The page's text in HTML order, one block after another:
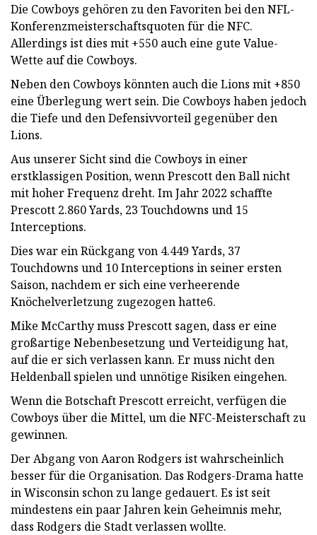
Die Cowboys gehören zu den Favoriten bei den NFL-
Konferenzmeisterschaftsquoten für die NFC.
Allerdings ist dies mit +550 auch eine gute Value-
Wette auf die Cowboys.
Neben den Cowboys könnten auch die Lions mit +850
eine Überlegung wert sein. Die Cowboys haben jedoch
die Tiefe und den Defensivvorteil gegenüber den
Lions.
Aus unserer Sicht sind die Cowboys in einer
erstklassigen Position, wenn Prescott den Ball nicht
mit hoher Frequenz dreht. Im Jahr 2022 schaffte
Prescott 2.860 Yards, 23 Touchdowns und 15
Interceptions.
Dies war ein Rückgang von 4.449 Yards, 37
Touchdowns und 10 Interceptions in seiner ersten
Saison, nachdem er sich eine verheerende
Knöchelverletzung zugezogen hatte6.
Mike McCarthy muss Prescott sagen, dass er eine
großartige Nebenbesetzung und Verteidigung hat,
auf die er sich verlassen kann. Er muss nicht den
Heldenball spielen und unnötige Risiken eingehen.
Wenn die Botschaft Prescott erreicht, verfügen die
Cowboys über die Mittel, um die NFC-Meisterschaft zu
gewinnen.
Der Abgang von Aaron Rodgers ist wahrscheinlich
besser für die Organisation. Das Rodgers-Drama hatte
in Wisconsin schon zu lange gedauert. Es ist seit
mindestens ein paar Jahren kein Geheimnis mehr,
dass Rodgers die Stadt verlassen wollte.